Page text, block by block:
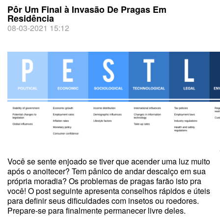
Pôr Um Final à Invasão De Pragas Em
Residência
08-03-2021 15:12
Você se sente enjoado se tiver que acender uma luz muito
após o anoitecer? Tem pânico de andar descalço em sua
própria moradia? Os problemas de pragas farão isto pra
você! O post seguinte apresenta conselhos rápidos e úteis
para definir seus dificuldades com insetos ou roedores.
Prepare-se para finalmente permanecer livre deles.